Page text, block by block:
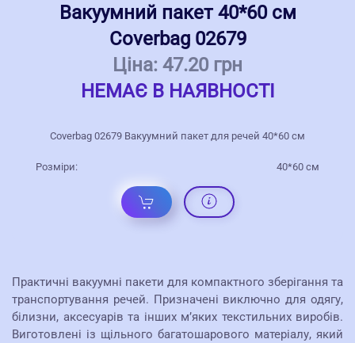
Вакуумний пакет 40*60 см
Coverbag 02679
Ціна: 47.20 грн
НЕМАЄ В НАЯВНОСТІ
Coverbag 02679 Вакуумний пакет для речей 40*60 см
Розміри: 40*60 см
Практичні вакуумні пакети для компактного зберігання та
транспортування речей. Призначені виключно для одягу,
білизни, аксесуарів та інших м’яких текстильних виробів.
Виготовлені із щільного багатошарового матеріалу, який